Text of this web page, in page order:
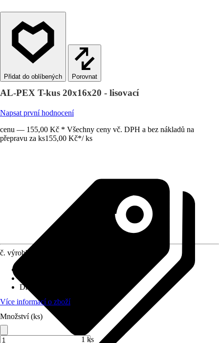
Porovnat
AL-PEX T-kus 20x16x20 - lisovací
Napsat první hodnocení
cenu — 155,00 Kč * Všechny ceny vč. DPH a bez nákladů na
přepravu za ks155,00 Kč*/ ks
č. výrobku
Druh závitu
Více informací o zboží
Množství (ks)
1 ks